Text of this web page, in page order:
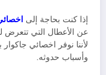
إذا كنت بحاجة إلى
عن الأعطال التي تتعرض
لأننا نوفر اخصائي
وأسباب حدوثه.